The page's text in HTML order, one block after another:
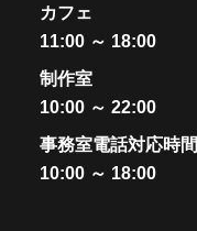
カフェ
11:00 ～ 18:00
制作室
10:00 ～ 22:00
事務室電話対応時間
10:00 ～ 18:00